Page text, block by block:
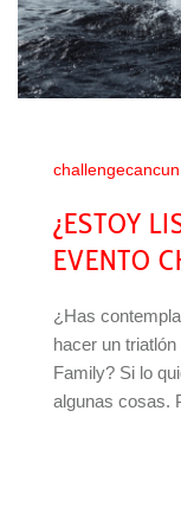
challengecancun
¿ESTOY
EVENTO
¿Has
hacer un
Family? Si lo
algunas cosas.